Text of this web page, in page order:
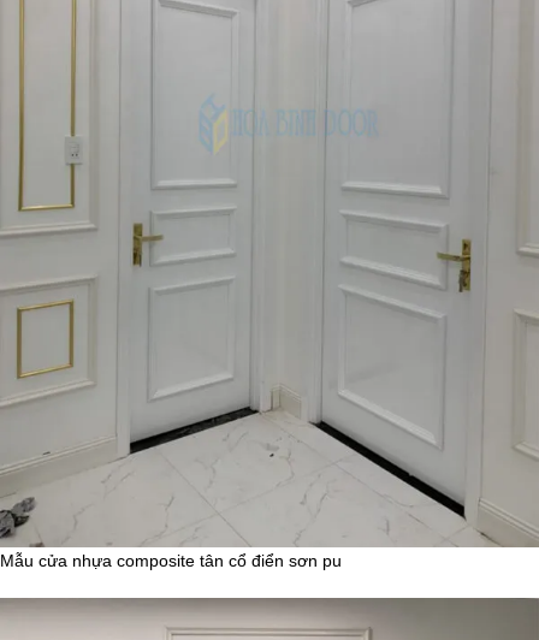
Mẫu cửa nhựa composite tân cổ điển sơn pu